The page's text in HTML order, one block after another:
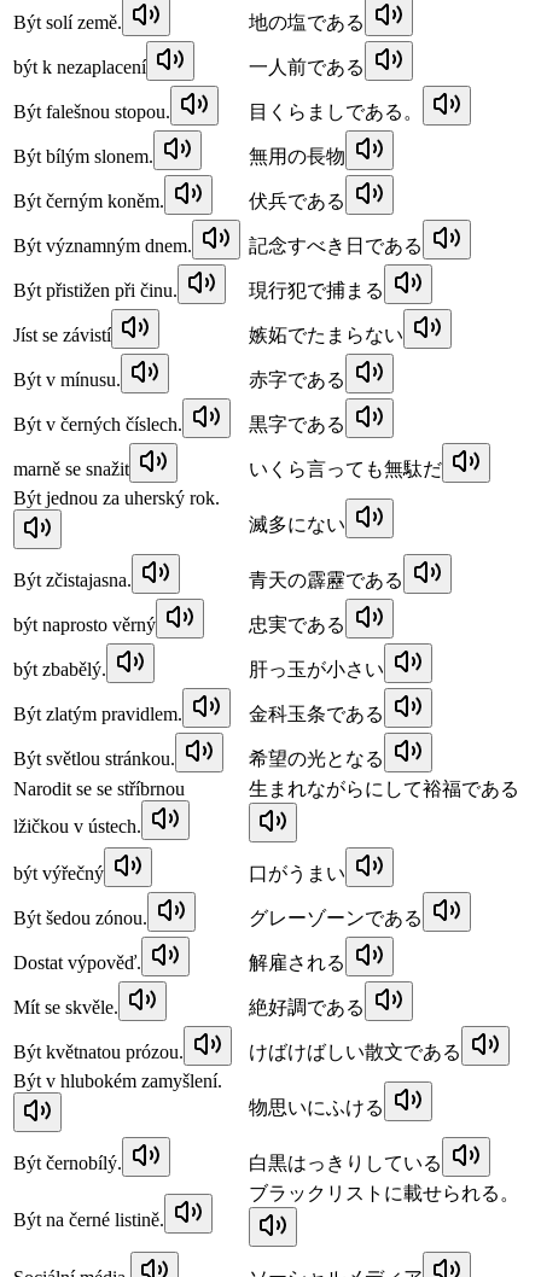
Být solí země. 地の塩である
být k nezaplacení 一人前である
Být falešnou stopou. 目くらましである。
Být bílým slonem. 無用の長物
Být černým koněm. 伏兵である
Být významným dnem. 記念すべき日である
Být přistižen při činu. 現行犯で捕まる
Jíst se závistí 嫉妬でたまらない
Být v mínusu. 赤字である
Být v černých číslech. 黒字である
marně se snažit
いくら言っても無駄だ
Být jednou za uherský rok.
滅多にない
Být zčistajasna. 青天の霹靂である
být naprosto věrný 忠実である
být zbabělý. 肝っ玉が小さい
Být zlatým pravidlem. 金科玉条である
Být světlou stránkou.
希望の光となる
Narodit se se stříbrnou
lžičkou v ústech.
生まれながらにして裕福である
být výřečný 口がうまい
Být šedou zónou. グレーゾーンである
Dostat výpověď. 解雇される
Mít se skvěle. 絶好調である
Být květnatou prózou.
けばけばしい散文である
Být v hlubokém zamyšlení.
物思いにふける
Být černobílý. 白黒はっきりしている
Být na černé listině.
ブラックリストに載せられる。